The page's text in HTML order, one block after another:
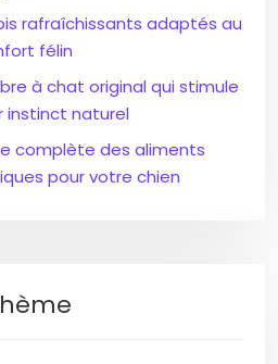
rafraîchissants adaptés au
félin
à chat original qui stimule
instinct naturel
complète des aliments
pour votre chien